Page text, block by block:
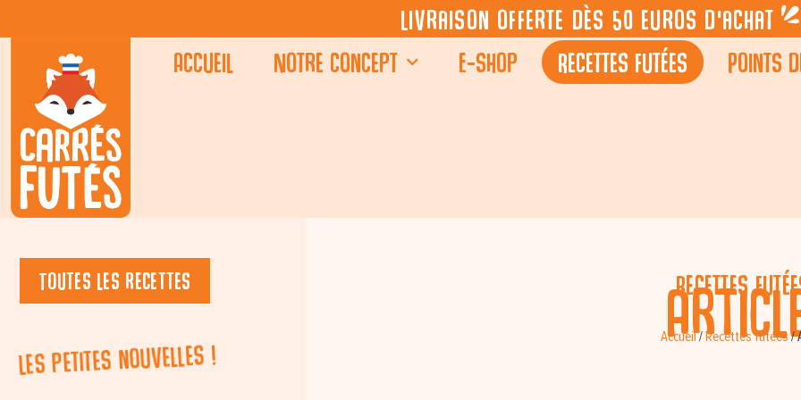
Livraison offerte dès 50 euros d’achat
Accueil
Notre concept E-shop Recettes futées Points
Toutes les recettes
Les petites nouvelles !
Recettes
Accueil/ Recettes futées /